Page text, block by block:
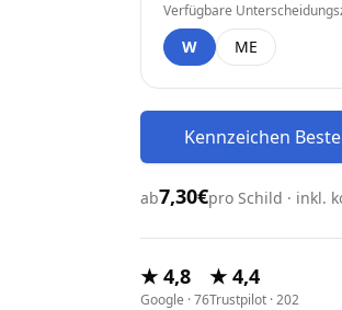
Verfügbare
W ME
Kennzeichen
ab7,30€pro Schild · inkl.
★ 4,8
Google · 76
★ 4,4
Trustpilot · 202